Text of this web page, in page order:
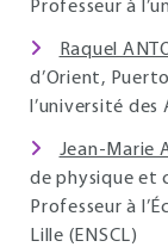
Professeur à
Raquel
d’Orient,
l’université des
Jean-Marie
de physique et
Professeur à
Lille (ENSCL)